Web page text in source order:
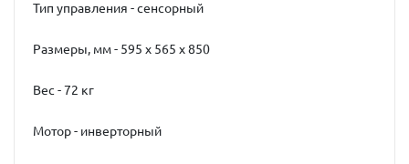
Тип управления - сенсорный
Размеры, мм - 595 х 565 х 850
Вес - 72 кг
Мотор - инверторный